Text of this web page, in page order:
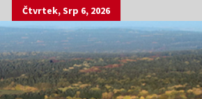
Čtvrtek, Srp 6, 2026